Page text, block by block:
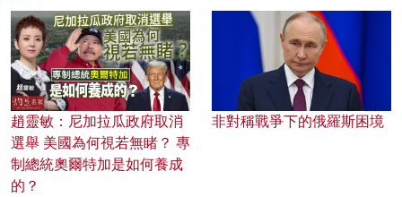
趙靈敏：尼加拉瓜政府取消
選舉 美國為何視若無睹？ 專
制總統奧爾特加是如何養成
的？
非對稱戰爭下的俄羅斯困境